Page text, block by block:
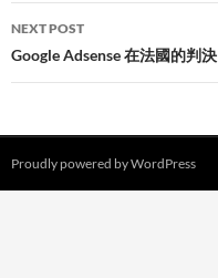
NEXT POST
Google Adsense 在法國的判決
Proudly powered by WordPress